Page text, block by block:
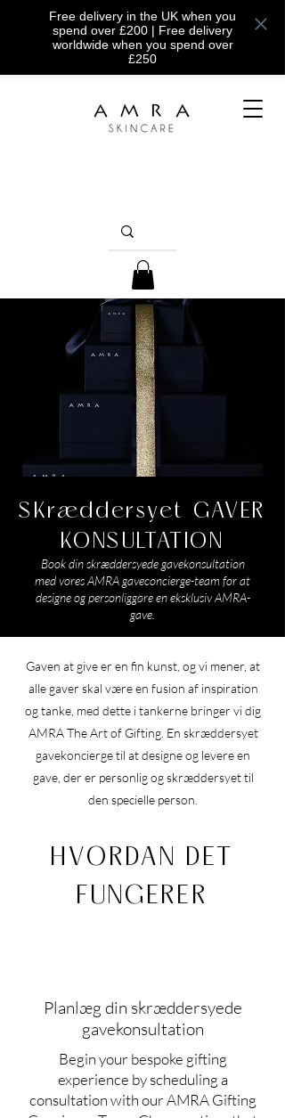
Free delivery in the UK when you
spend over £200 | Free delivery
worldwide when you spend over
£250
SKræddersyet GAVER
KONSULTATION
Book din skræddersyede gavekonsultation
med vores AMRA gaveconcierge-team for at
designe og personliggøre en eksklusiv AMRA-
gave.
Gaven at give er en fin kunst, og vi mener, at
alle gaver skal være en fusion af inspiration
og tanke, med dette i tankerne bringer vi dig
AMRA The Art of Gifting. En skræddersyet
gavekoncierge til at designe og levere en
gave, der er personlig og skræddersyet til
den specielle person.
HVORDAN DET
FUNGERER
Planlæg din skræddersyede
gavekonsultation
Begin your bespoke gifting
experience by scheduling a
consultation with our AMRA Gifting